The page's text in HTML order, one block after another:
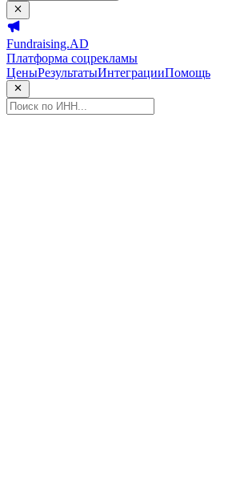
Fundraising.AD
Платформа соцрекламы
ЦеныРезультатыИнтеграцииПомощь